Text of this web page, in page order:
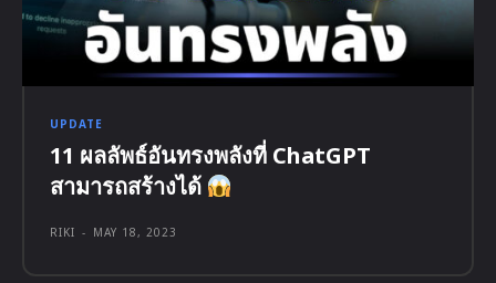
UPDATE
11 ผลลัพธ์อันทรงพลังที่ ChatGPT
สามารถสร้างได้
RIKI - MAY 18, 2023